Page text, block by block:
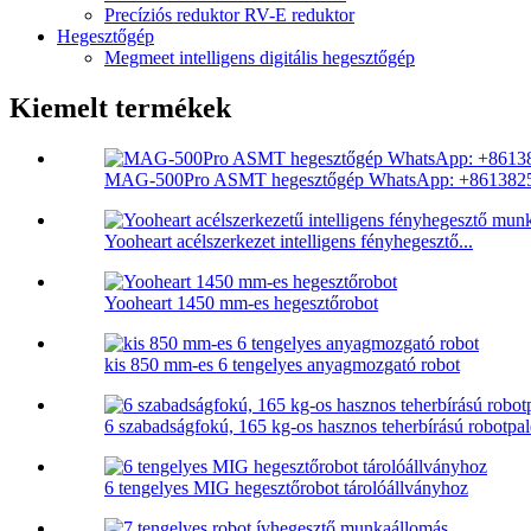
Precíziós reduktor RV-E reduktor
Hegesztőgép
Megmeet intelligens digitális hegesztőgép
Kiemelt termékek
MAG-500Pro ASMT hegesztőgép WhatsApp:
Yooheart acélszerkezet intelligens fényhegesztő...
Yooheart 1450 mm-es hegesztőrobot
kis 850 mm-es 6 tengelyes anyagmozgató robot
6 szabadságfokú, 165 kg-os hasznos teherbírású
6 tengelyes MIG hegesztőrobot tárolóállványhoz